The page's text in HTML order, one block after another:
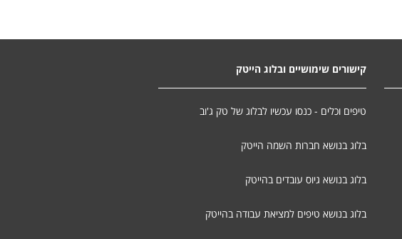
קישורים שימושיים ובלוג הייטק
טיפים וכלים - כנסו עכשיו לבלוג של טק ג'וב
בלוג בנושא חברות השמה הייטק
בלוג בנושא גיוס עובדים בהייטק
בלוג בנושא טיפים למציאת עבודה בהייטק